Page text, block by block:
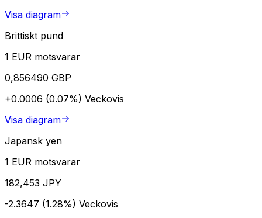
Visa diagram
Brittiskt pund
1 EUR motsvarar
0,856490 GBP
+0.0006 (0.07%) Veckovis
Visa diagram
Japansk yen
1 EUR motsvarar
182,453 JPY
-2.3647 (1.28%) Veckovis